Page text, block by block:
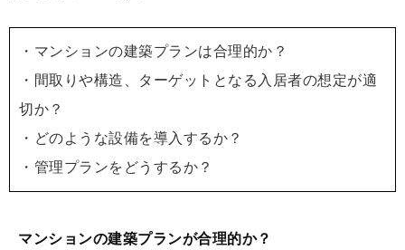
・マンションの建築プランは合理的か？
・間取りや構造、ターゲットとなる入居者の想定が適
切か？
・どのような設備を導入するか？
・管理プランをどうするか？
マンションの建築プランが合理的か？